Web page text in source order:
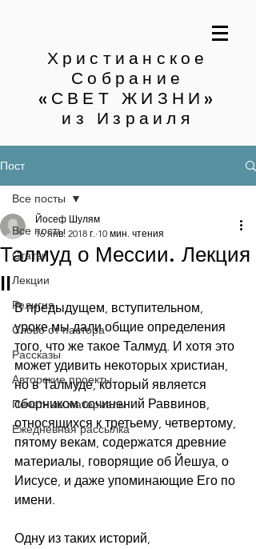
Христианское
Собрание
«СВЕТ ЖИЗНИ»
из Израиля
Пост
Все посты
Статьи
Лекции
Религия
Слово от пастора
Рассказы
Авторские проекты
Печатные материалы
Ежедневная рассылка
Все посты
Талмуд о Мессии. Лекция
II
Йосеф Шулям
16 янв. 2018 г. 10 мин. чтения
В предыдущем, вступительном,
уроке мы дали общие определения
того, что же такое Талмуд. И хотя это
может удивить некоторых христиан,
но в Талмуде, который является
сборником сочинений Раввинов,
относящихся к третьему, четвертому,
пятому векам, содержатся древние
материалы, говорящие об Йешуа, о
Иисусе, и даже упоминающие Его по
имени.
Одну из таких историй,